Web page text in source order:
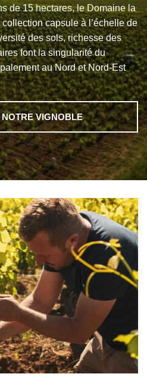
de 15 hectares, le Domaine la
capsule à l’échelle de
des sols, richesse des
font la singularité du
au Nord et Nord-Est
VIGNOBLE